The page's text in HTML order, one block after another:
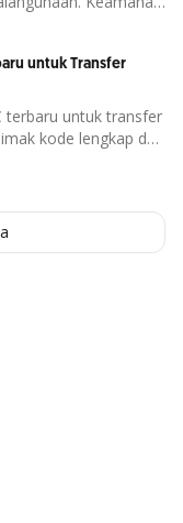
hal yang semakin
di era digital saat ini.
membuat banyak
untuk melindungi
optimal.
untuk Transfer
terbaru untuk transfer
kode lengkap dan
transaksi berjalan